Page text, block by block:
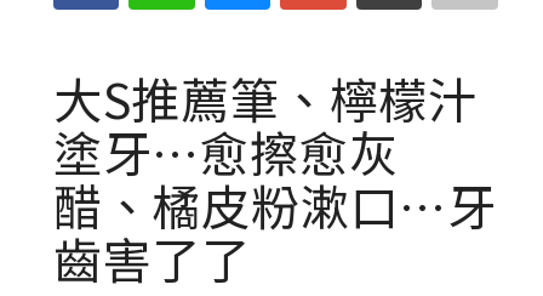
大S推薦筆、檸檬汁
塗牙…愈擦愈灰
醋、橘皮粉漱口…牙
齒害了了